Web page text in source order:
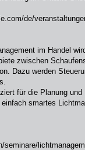
de/
im Handel
zwischen
Dazu werden
für die Planung
smartes
seminare/